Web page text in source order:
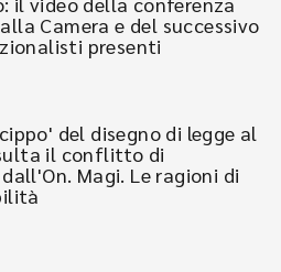
Camera e del successivo
presenti
del disegno di legge al
il conflitto di
Magi. Le ragioni di